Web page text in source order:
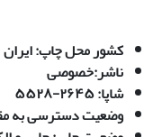
کشور محل چاپ:ایران
ناشر:خصوصی
شاپا:۲۶۴۵-۵۵۲۸
وضعیت دسترسی به